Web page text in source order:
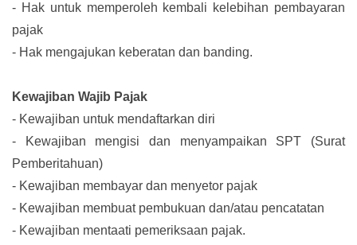
- Hak untuk memperoleh kembali kelebihan pembayaran
pajak
- Hak mengajukan keberatan dan banding.
Kewajiban Wajib Pajak
- Kewajiban untuk mendaftarkan diri
-
Kewajiban mengisi dan menyampaikan SPT (Surat
Pemberitahuan)
- Kewajiban membayar dan menyetor pajak
- Kewajiban membuat pembukuan dan/atau pencatatan
- Kewajiban mentaati pemeriksaan pajak.